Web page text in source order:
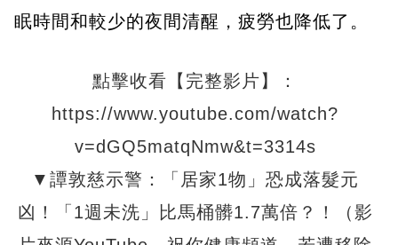
眠時間和較少的夜間清醒，疲勞也降低了。
點擊收看【完整影片】：
https://www.youtube.com/watch?
v=dGQ5matqNmw&t=3314s
▼譚敦慈示警：「居家1物」恐成落髮元
凶！「1週未洗」比馬桶髒1.7萬倍？！（影